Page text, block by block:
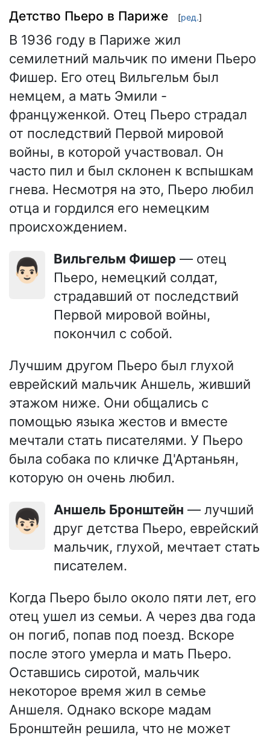
Детство Пьеро в Париже [ред.]
В 1936 году в Париже жил
семилетний мальчик по имени Пьеро
Фишер. Его отец Вильгельм был
немцем, а мать Эмили -
француженкой. Отец Пьеро страдал
от последствий Первой мировой
войны, в которой участвовал. Он
часто пил и был склонен к вспышкам
гнева. Несмотря на это, Пьеро любил
отца и гордился его немецким
происхождением.
👨🏻 Вильгельм Фишер — отец
Пьеро, немецкий солдат,
страдавший от последствий
Первой мировой войны,
покончил с собой.
Лучшим другом Пьеро был глухой
еврейский мальчик Аншель, живший
этажом ниже. Они общались с
помощью языка жестов и вместе
мечтали стать писателями. У Пьеро
была собака по кличке Д'Артаньян,
которую он очень любил.
👦🏻 Аншель Бронштейн — лучший
друг детства Пьеро, еврейский
мальчик, глухой, мечтает стать
писателем.
Когда Пьеро было около пяти лет, его
отец ушел из семьи. А через два года
он погиб, попав под поезд. Вскоре
после этого умерла и мать Пьеро.
Оставшись сиротой, мальчик
некоторое время жил в семье
Аншеля. Однако вскоре мадам
Бронштейн решила, что не может